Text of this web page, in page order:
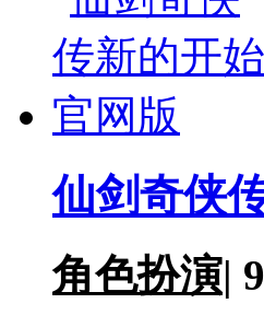
仙剑奇侠
角色扮演|